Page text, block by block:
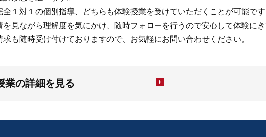
１対１の個別指導、どちらも体験授業を受けていただくことが可能で
見ながら理解度を気にかけ、随時フォローを行うので安心して体験にき
も随時受け付けておりますので、お気軽にお問い合わせください。
業の詳細を見る